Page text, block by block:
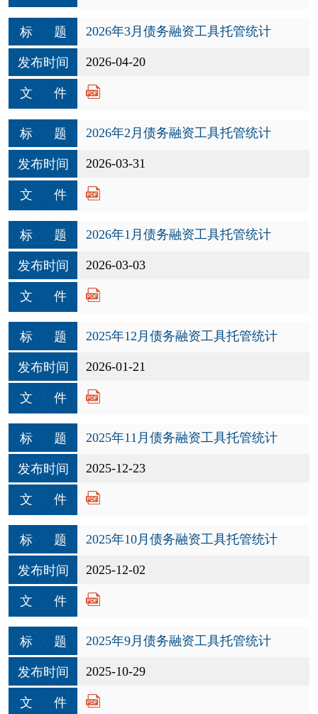
标 题 2026年3月债务融资工具托管统计
发布时间 2026-04-20
文 件
标 题 2026年2月债务融资工具托管统计
发布时间 2026-03-31
文 件
标 题 2026年1月债务融资工具托管统计
发布时间 2026-03-03
文 件
标 题 2025年12月债务融资工具托管统计
发布时间 2026-01-21
文 件
标 题 2025年11月债务融资工具托管统计
发布时间 2025-12-23
文 件
标 题 2025年10月债务融资工具托管统计
发布时间 2025-12-02
文 件
标 题 2025年9月债务融资工具托管统计
发布时间 2025-10-29
文 件